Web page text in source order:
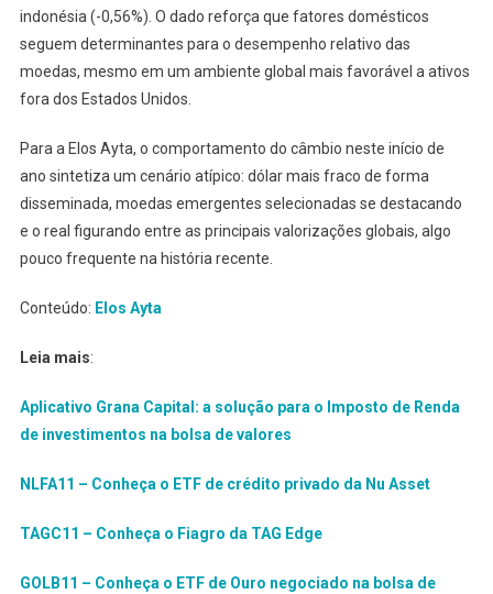
indonésia (-0,56%). O dado reforça que fatores domésticos
seguem determinantes para o desempenho relativo das
moedas, mesmo em um ambiente global mais favorável a ativos
fora dos Estados Unidos.
Para a Elos Ayta, o comportamento do câmbio neste início de
ano sintetiza um cenário atípico: dólar mais fraco de forma
disseminada, moedas emergentes selecionadas se destacando
e o real figurando entre as principais valorizações globais, algo
pouco frequente na história recente.
Conteúdo: Elos Ayta
Leia mais:
Aplicativo Grana Capital: a solução para o Imposto de Renda
de investimentos na bolsa de valores
NLFA11 – Conheça o ETF de crédito privado da Nu Asset
TAGC11 – Conheça o Fiagro da TAG Edge
GOLB11 – Conheça o ETF de Ouro negociado na bolsa de